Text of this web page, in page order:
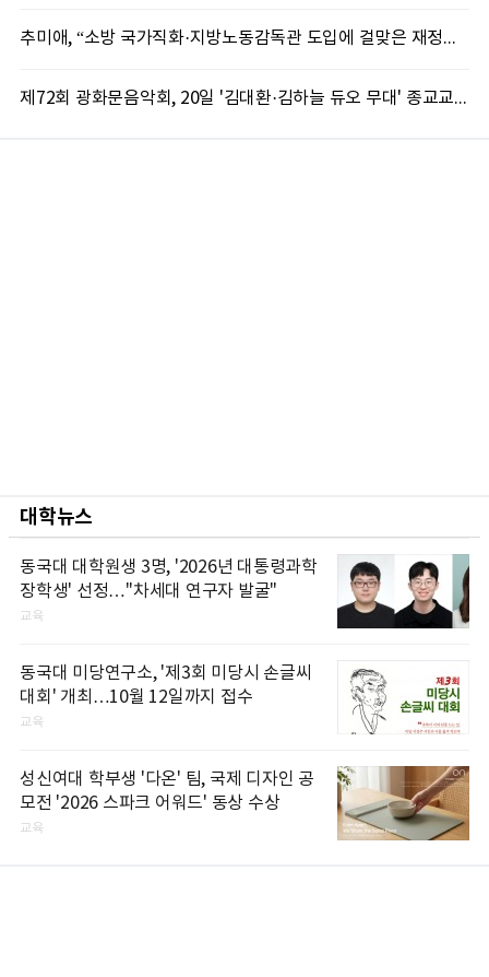
추미애, “소방 국가직화·지방노동감독관 도입에 걸맞은 재정체계 완성해야”
제72회 광화문음악회, 20일 '김대환·김하늘 듀오 무대' 종교교회서 무료 개최
대학뉴스
동국대 대학원생 3명, '2026년 대통령과학
장학생' 선정…"차세대 연구자 발굴"
교육
동국대 미당연구소, '제3회 미당시 손글씨
대회' 개최…10월 12일까지 접수
교육
성신여대 학부생 '다온' 팀, 국제 디자인 공
모전 '2026 스파크 어워드' 동상 수상
교육